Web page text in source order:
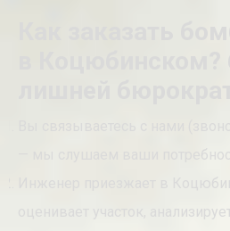
Вы связываетесь с нами
Инженер приезжает в
оценивает участок,